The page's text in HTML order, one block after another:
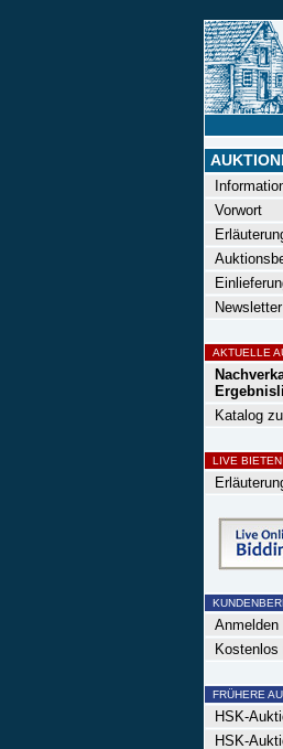
Vorwort
Newsletter
AKTUELLE
Katalog
LIVE BIETEN
Anmelden
Kostenlos
FRÜHERE
HSK-
HSK-